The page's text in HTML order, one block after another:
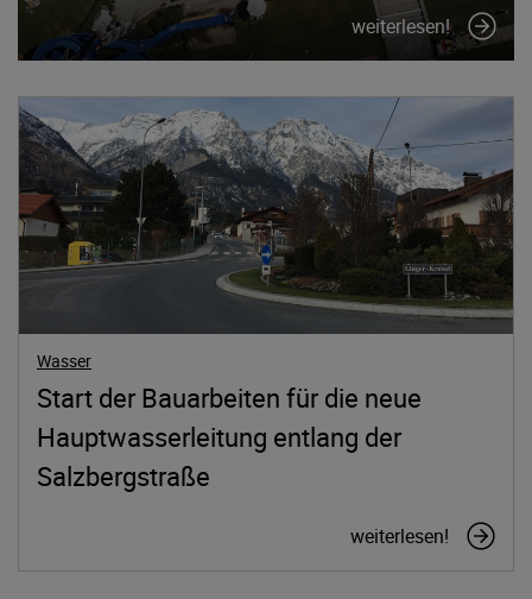
weiterlesen!
Wasser
Start der Bauarbeiten für die neue
Hauptwasserleitung entlang der
Salzbergstraße
weiterlesen!